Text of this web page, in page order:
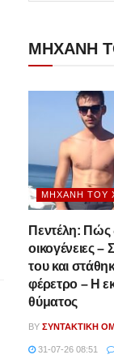
ΜΗΧΑΝΗ
ΜΗΧΑΝΉ ΤΟΥ
Πεντέλη: Πώς
οικογένειες
του και
φέρετρο – Η
θύματος
BY ΣΥΝΤΑΚΤΙΚΉ
31-07-26 08:51